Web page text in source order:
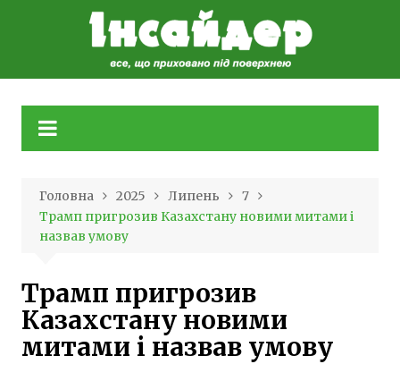
Головна 2025 Липень
7
Трамп пригрозив Казахстану новими митами і
назвав умову
Трамп пригрозив
Казахстану новими
митами і назвав умову